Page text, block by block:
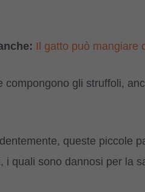
Il gatto può mangiare
compongono gli struffoli,
queste piccole
i quali sono dannosi per la